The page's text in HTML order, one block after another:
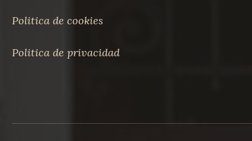
Politica de cookies
Politica de privacidad